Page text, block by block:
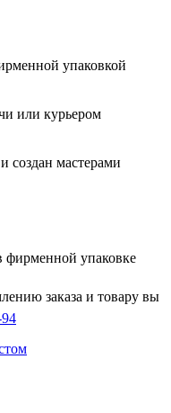
упаковкой
или курьером
создан мастерами
фирменной упаковке
заказа и товару вы